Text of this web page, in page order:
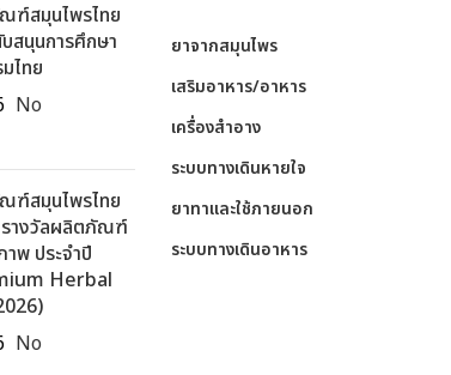
ฑ์สมุนไพรไทย
สนุนการศึกษา
ไทย
No
ฑ์สมุนไพรไทย
รางวัลผลิตภัณฑ์
พ ประจำปี
Herbal
No
ยาจากสมุนไพร
เสริมอาหาร/อาหาร
เครื่องสำอาง
ระบบทางเดินหายใจ
ยาทาและใช้ภายนอก
ระบบทางเดินอาหาร